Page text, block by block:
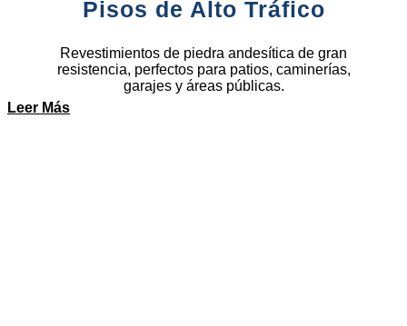
Pisos de Alto Tráfico
Revestimientos de piedra andesítica de gran
resistencia, perfectos para patios, caminerías,
garajes y áreas públicas.
Leer Más